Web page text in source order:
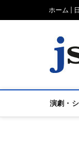
ホーム |
演劇・